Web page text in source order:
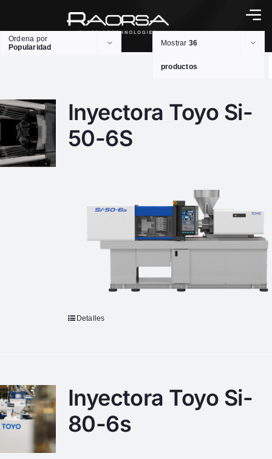
Ordena por
Popularidad
Mostrar 36
productos
Inyectora Toyo Si-
50-6S
Detalles
Inyectora Toyo Si-
80-6s